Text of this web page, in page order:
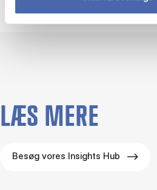
LÆS MERE
Besøg vores Insights Hub